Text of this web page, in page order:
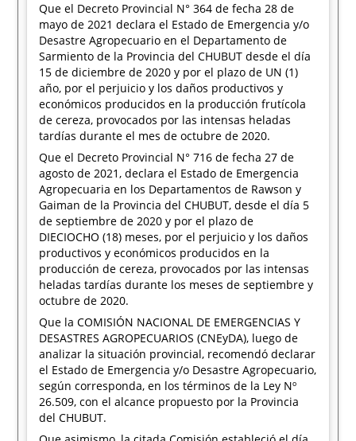
Que el Decreto Provincial N° 364 de fecha 28 de
mayo de 2021 declara el Estado de Emergencia y/o
Desastre Agropecuario en el Departamento de
Sarmiento de la Provincia del CHUBUT desde el día
15 de diciembre de 2020 y por el plazo de UN (1)
año, por el perjuicio y los daños productivos y
económicos producidos en la producción frutícola
de cereza, provocados por las intensas heladas
tardías durante el mes de octubre de 2020.
Que el Decreto Provincial N° 716 de fecha 27 de
agosto de 2021, declara el Estado de Emergencia
Agropecuaria en los Departamentos de Rawson y
Gaiman de la Provincia del CHUBUT, desde el día 5
de septiembre de 2020 y por el plazo de
DIECIOCHO (18) meses, por el perjuicio y los daños
productivos y económicos producidos en la
producción de cereza, provocados por las intensas
heladas tardías durante los meses de septiembre y
octubre de 2020.
Que la COMISIÓN NACIONAL DE EMERGENCIAS Y
DESASTRES AGROPECUARIOS (CNEyDA), luego de
analizar la situación provincial, recomendó declarar
el Estado de Emergencia y/o Desastre Agropecuario,
según corresponda, en los términos de la Ley Nº
26.509, con el alcance propuesto por la Provincia
del CHUBUT.